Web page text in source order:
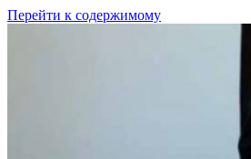
Перейти к содержимому